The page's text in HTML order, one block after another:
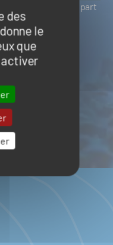
des
le
que
activer
d'actualité de la part